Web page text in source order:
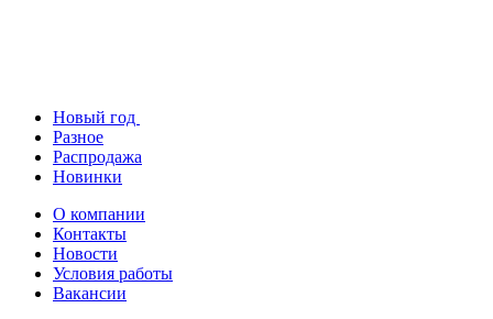
Новый год
Разное
Распродажа
Новинки
О компании
Контакты
Новости
Условия работы
Вакансии